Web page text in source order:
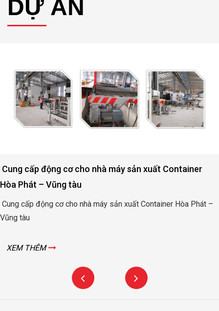
DỰ ÁN
Động cơ nâng hạ cửa đập thủy lợi Rào Nam – Quảng
Bình
Động cơ nâng hạ cửa đập thủy lợi Rào Nam – Quảng Bình
XEM THÊM